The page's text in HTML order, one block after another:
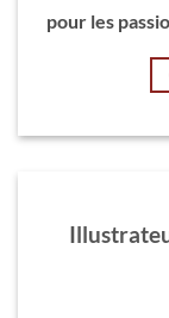
pour les